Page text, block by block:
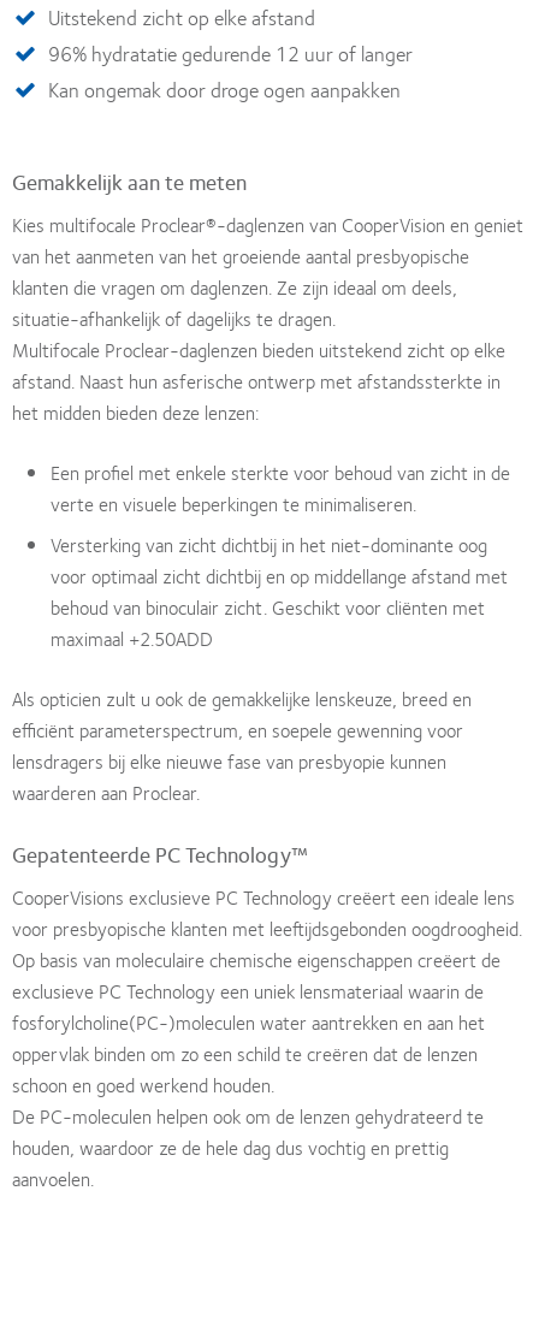
Uitstekend zicht op elke afstand
96% hydratatie gedurende 12 uur of langer
Kan ongemak door droge ogen aanpakken
Gemakkelijk aan te meten
Kies multifocale Proclear®-daglenzen van CooperVision en geniet
van het aanmeten van het groeiende aantal presbyopische
klanten die vragen om daglenzen. Ze zijn ideaal om deels,
situatie-afhankelijk of dagelijks te dragen.
Multifocale Proclear-daglenzen bieden uitstekend zicht op elke
afstand. Naast hun asferische ontwerp met afstandssterkte in
het midden bieden deze lenzen:
Een profiel met enkele sterkte voor behoud van zicht in de
verte en visuele beperkingen te minimaliseren.
Versterking van zicht dichtbij in het niet-dominante oog
voor optimaal zicht dichtbij en op middellange afstand met
behoud van binoculair zicht. Geschikt voor cliënten met
maximaal +2.50ADD
Als opticien zult u ook de gemakkelijke lenskeuze, breed en
efficiënt parameterspectrum, en soepele gewenning voor
lensdragers bij elke nieuwe fase van presbyopie kunnen
waarderen aan Proclear.
Gepatenteerde PC Technology™
CooperVisions exclusieve PC Technology creëert een ideale lens
voor presbyopische klanten met leeftijdsgebonden oogdroogheid.
Op basis van moleculaire chemische eigenschappen creëert de
exclusieve PC Technology een uniek lensmateriaal waarin de
fosforylcholine(PC-)moleculen water aantrekken en aan het
oppervlak binden om zo een schild te creëren dat de lenzen
schoon en goed werkend houden.
De PC-moleculen helpen ook om de lenzen gehydrateerd te
houden, waardoor ze de hele dag dus vochtig en prettig
aanvoelen.